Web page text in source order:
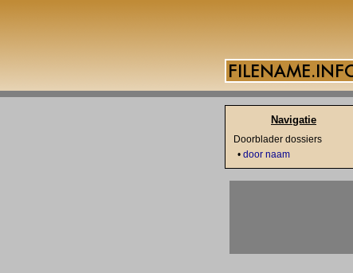
Navigatie
Doorblader dossiers
• door naam